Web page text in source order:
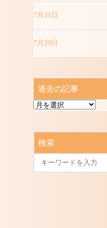
7月31日
7月29日
過去の記事
過
記
検索